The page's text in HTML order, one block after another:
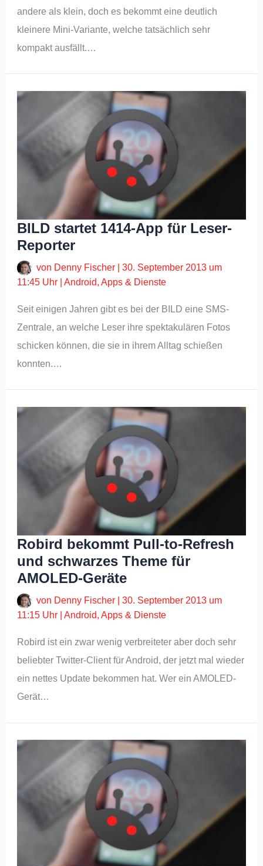
andere als klein, doch es bekommt eine deutlich
kleinere Mini-Variante, welche tatsächlich sehr
kompakt ausfällt.…
BILD startet 1414-App für Leser-
Reporter
von Denny Fischer |30. September 2013 um
11:45 Uhr |Android,Apps & Dienste
Seit einigen Jahren gibt es bei der BILD eine SMS-
Zentrale, an welche Leser ihre spektakulären Fotos
schicken können, die sie in ihrem Alltag schießen
konnten.…
Robird bekommt Pull-to-Refresh
und schwarzes Theme für
AMOLED-Geräte
von Denny Fischer |30. September 2013 um
11:15 Uhr |Android,Apps & Dienste
Robird ist ein zwar wenig verbreiteter aber doch sehr
beliebter Twitter-Client für Android, der jetzt mal wieder
ein nettes Update bekommen hat. Wer ein AMOLED-
Gerät…